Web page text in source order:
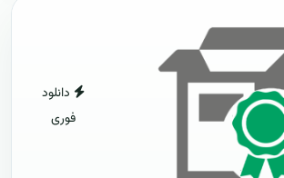
دانلود
فوری